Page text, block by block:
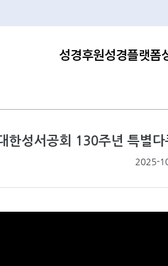
성경후원성경플랫폼
한성서공회 130주년 특별
페이지
2025-